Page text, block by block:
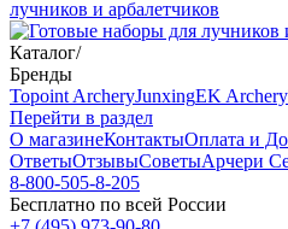
лучников и арбалетчиков
Каталог/
Бренды
Topoint ArcheryJunxingEK Archery
Перейти в раздел
О магазинеКонтактыОплата и
ОтветыОтзывыСоветыАрчери
8-800-505-8-205
Бесплатно по всей России